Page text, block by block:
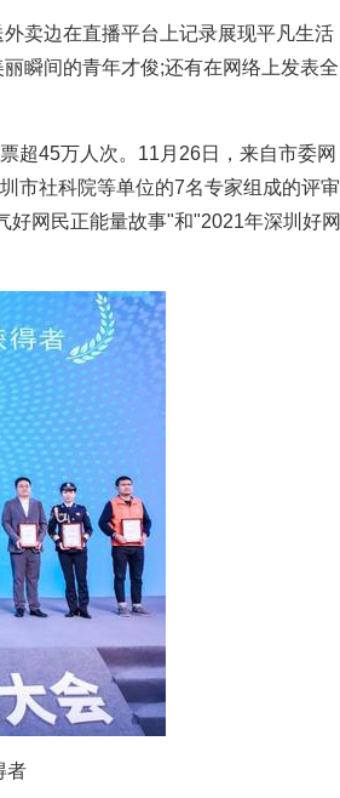
卖边在直播平台上记录展现平凡生活
瞬间的青年才俊;还有在网络上发表全
超45万人次。11月26日，来自市委网
市社科院等单位的7名专家组成的评审
网民正能量故事"和"2021年深圳好网
者